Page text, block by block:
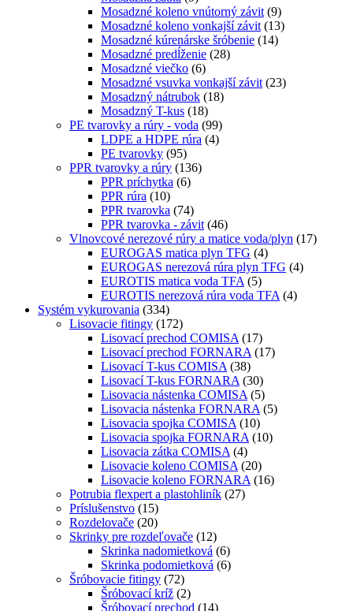
Mosadzné koleno vnútorný závit (9)
Mosadzné koleno vonkajší závit (13)
Mosadzné kúrenárske šróbenie (14)
Mosadzné predĺženie (28)
Mosadzné viečko (6)
Mosadzné vsuvka vonkajší závit (23)
Mosadzný nátrubok (18)
Mosadzný T-kus (18)
PE tvarovky a rúry - voda (99)
LDPE a HDPE rúra (4)
PE tvarovky (95)
PPR tvarovky a rúry (136)
PPR príchytka (6)
PPR rúra (10)
PPR tvarovka (74)
PPR tvarovka - závit (46)
Vlnovcové nerezové rúry a matice voda/plyn (17)
EUROGAS matica plyn TFG (4)
EUROGAS nerezová rúra plyn TFG (4)
EUROTIS matica voda TFA (5)
EUROTIS nerezová rúra voda TFA (4)
Systém vykurovania (334)
Lisovacie fitingy (172)
Lisovací prechod COMISA (17)
Lisovací prechod FORNARA (17)
Lisovací T-kus COMISA (38)
Lisovací T-kus FORNARA (30)
Lisovacia nástenka COMISA (5)
Lisovacia nástenka FORNARA (5)
Lisovacia spojka COMISA (10)
Lisovacia spojka FORNARA (10)
Lisovacia zátka COMISA (4)
Lisovacie koleno COMISA (20)
Lisovacie koleno FORNARA (16)
Potrubia flexpert a plastohliník (27)
Príslušenstvo (15)
Rozdelovače (20)
Skrinky pre rozdeľovače (12)
Skrinka nadomietková (6)
Skrinka podomietková (6)
Šróbovacie fitingy (72)
Šróbovací kríž (2)
Šróbovací prechod (14)